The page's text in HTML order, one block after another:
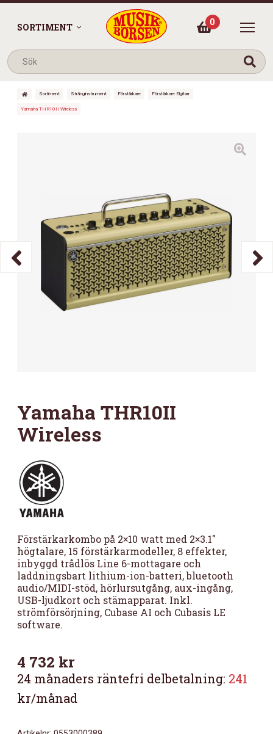
SORTIMENT 0
Sortiment Stränginstrument Förstärkare Förstärkare Elgitarr
Yamaha THR10II Wireless
Yamaha THR10II
Wireless
Förstärkarkombo på 2×10 watt med 2×3.1″
högtalare, 15 förstärkarmodeller, 8 effekter,
inbyggd trådlös Line 6-mottagare och
laddningsbart lithium-ion-batteri, bluetooth
audio/MIDI-stöd, hörlursutgång, aux-ingång,
USB-ljudkort och stämapparat. Inkl.
strömförsörjning, Cubase AI och Cubasis LE
software.
4 732 kr
24 månaders räntefri delbetalning: 241
kr/månad